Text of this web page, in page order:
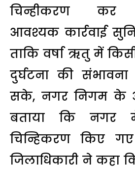
चिन्हीकरण कर
आवश्यक कार्रवाई
ताकि वर्षा ऋतु में
दुर्घटना की
सके, नगर निगम के
बताया कि नगर
चिन्हिकरण किए
जिलाधिकारी ने कहा